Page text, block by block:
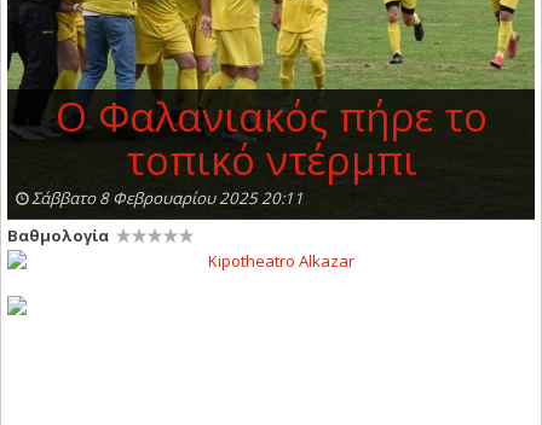
Ο Φαλανιακός πήρε το
τοπικό ντέρμπι
Σάββατο 8 Φεβρουαρίου 2025 20:11
Βαθμολογία